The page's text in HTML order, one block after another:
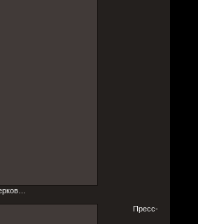
Пресс-